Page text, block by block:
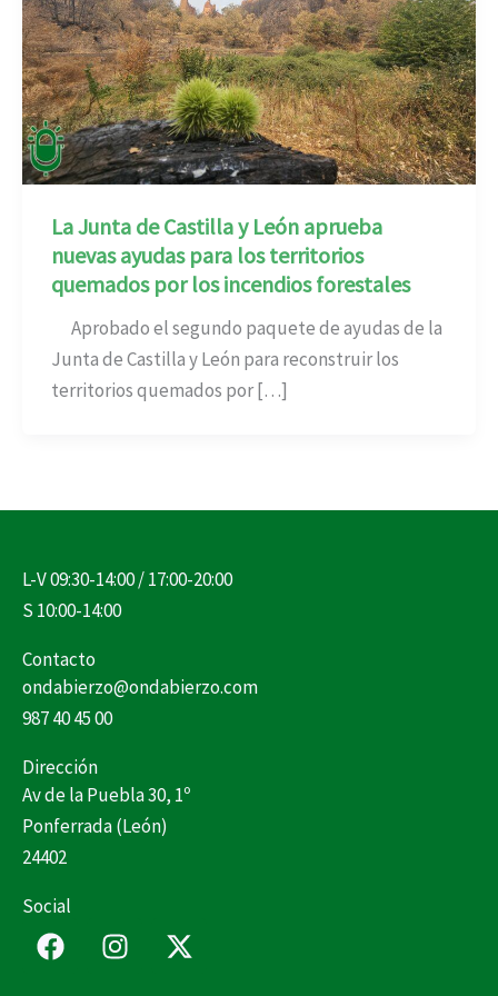
La Junta de Castilla y León aprueba
nuevas ayudas para los territorios
quemados por los incendios forestales
Aprobado el segundo paquete de ayudas de la
Junta de Castilla y León para reconstruir los
territorios quemados por […]
L-V 09:30-14:00 / 17:00-20:00
S 10:00-14:00
Contacto
ondabierzo@ondabierzo.com
987 40 45 00
Dirección
Av de la Puebla 30, 1º
Ponferrada (León)
24402
Social
F
a
I
n
X
-